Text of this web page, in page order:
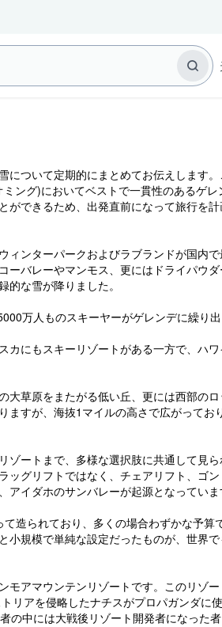
ついて定期的にまとめてお伝えします
ング)においてベストで一貫性のあるゲ
できるため、出発直前になって旅行を
ンターパークおよびラブランドが国内
バレーやマンモス、更にはドライパウ
な雪が降りました。
万人ものスキーヤーがゲレンデに繰り出
にもスキーリゾートがある一方で、ハ
草原をまたがる低い丘、更には西部の
すが、海抜1マイルの高さで広がってお
ートまで、多様な選択肢に共通して見
グリフトではなく、チェアリフト、ゴ
イダホのサンバレーが起源となっていま
造られており、多くの場合わずかな予
規模で単純な設定だったものが、世界
アマウンテンリゾートです。このリゾ
アを侵略したナチスがプロパガンダに
中には大戦後リゾート開発者になった者